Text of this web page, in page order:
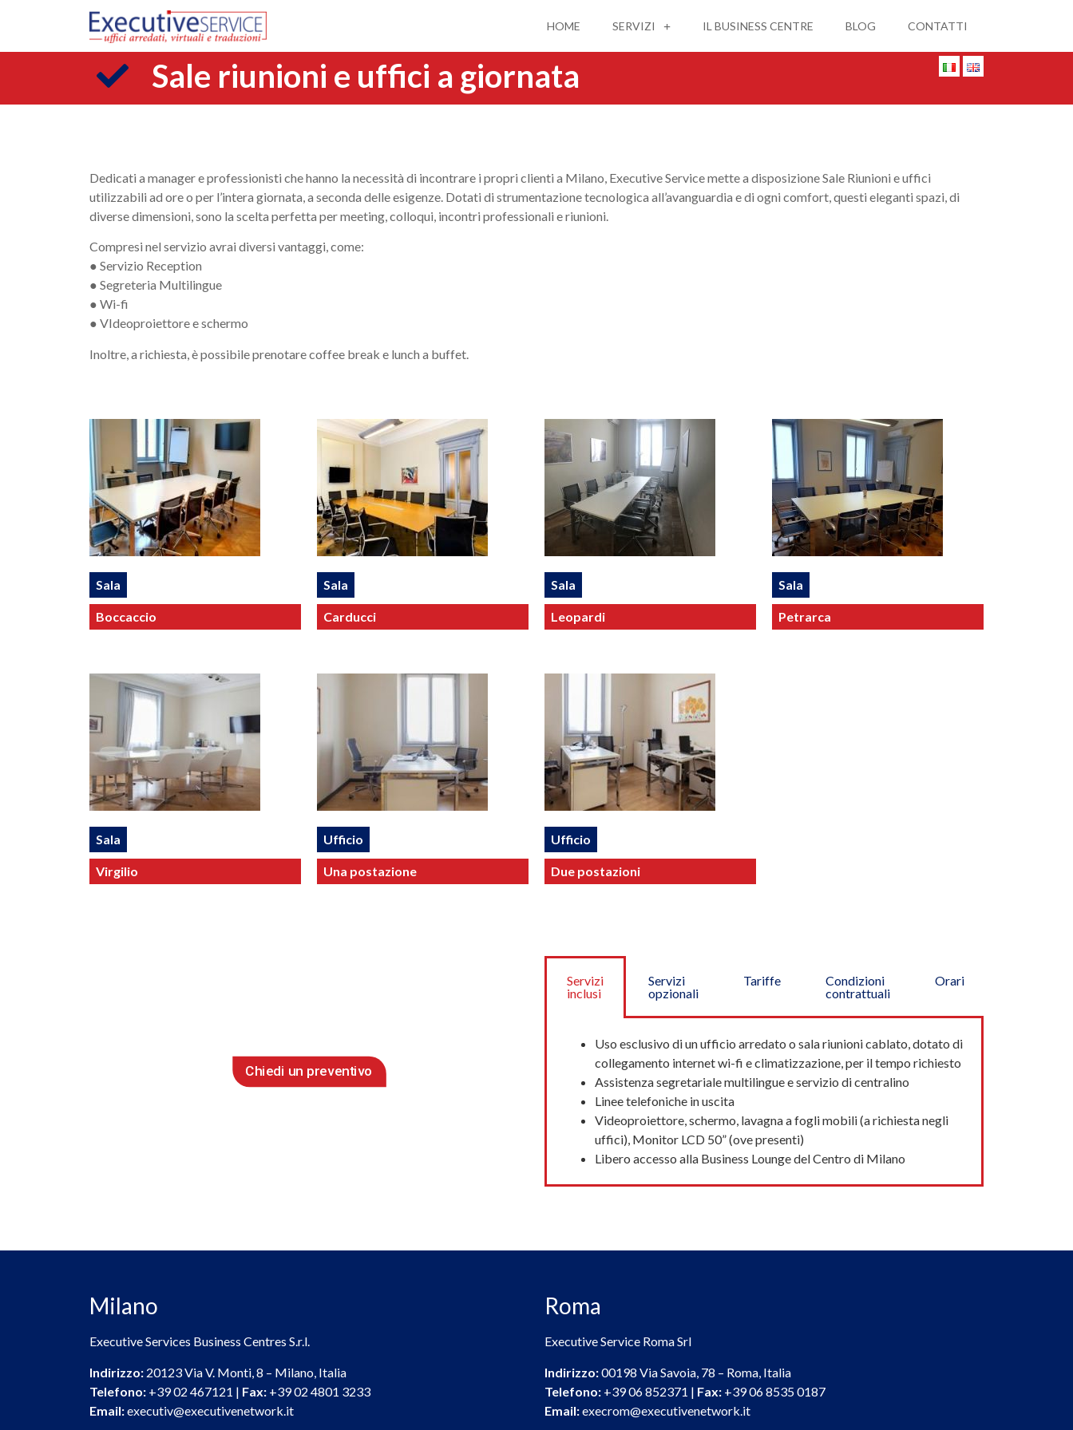
HOME SERVIZI IL BUSINESS CENTRE BLOG CONTATTI
Sale riunioni e uffici a giornata
Dedicati a manager e professionisti che hanno la necessità di incontrare i propri clienti a Milano, Executive Service mette a disposizione Sale Riunioni e uffici
utilizzabili ad ore o per l’intera giornata, a seconda delle esigenze. Dotati di strumentazione tecnologica all’avanguardia e di ogni comfort, questi eleganti spazi, di
diverse dimensioni, sono la scelta perfetta per meeting, colloqui, incontri professionali e riunioni.
Compresi nel servizio avrai diversi vantaggi, come:
● Servizio Reception
● Segreteria Multilingue
● Wi-fi
● VIdeoproiettore e schermo
Inoltre, a richiesta, è possibile prenotare coffee break e lunch a buffet.
Sala
Boccaccio
Sala
Carducci
Sala
Leopardi
Sala
Petrarca
Sala
Virgilio
Ufficio
Una postazione
Ufficio
Due postazioni
Chiedi un preventivo
Servizi
inclusi
Servizi
opzionali
Tariffe
Condizioni
contrattuali
Orari
Uso esclusivo di un ufficio arredato o sala riunioni cablato, dotato di
collegamento internet wi-fi e climatizzazione, per il tempo richiesto
Assistenza segretariale multilingue e servizio di centralino
Linee telefoniche in uscita
Videoproiettore, schermo, lavagna a fogli mobili (a richiesta negli
uffici), Monitor LCD 50” (ove presenti)
Libero accesso alla Business Lounge del Centro di Milano
Milano
Executive Services Business Centres S.r.l.
Indirizzo: 20123 Via V. Monti, 8 – Milano, Italia
Telefono: +39 02 467121 | Fax: +39 02 4801 3233
Email:executiv@executivenetwork.it
Roma
Executive Service Roma Srl
Indirizzo:00198 Via Savoia, 78 – Roma, Italia
Telefono: +39 06 852371 | Fax: +39 06 8535 0187
Email:execrom@executivenetwork.it